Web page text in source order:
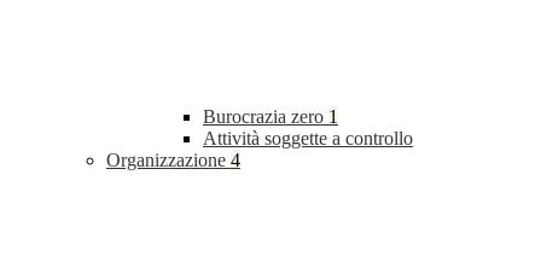
Burocrazia zero 1
Attività soggette a controllo
Organizzazione 4